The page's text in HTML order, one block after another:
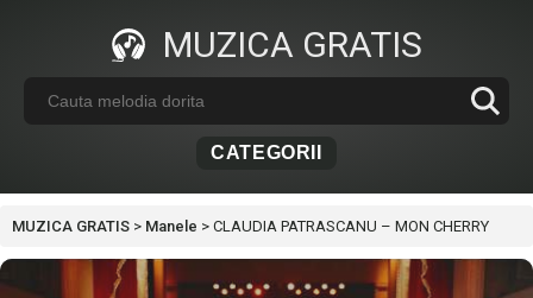
MUZICA GRATIS
CATEGORII
MUZICA GRATIS > Manele > CLAUDIA PATRASCANU – MON CHERRY